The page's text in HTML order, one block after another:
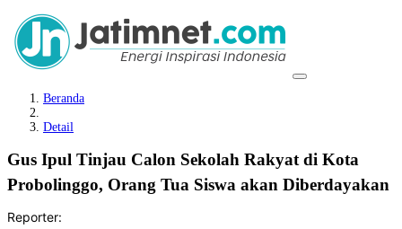
Beranda
Detail
Gus Ipul Tinjau Calon Sekolah Rakyat di Kota
Probolinggo, Orang Tua Siswa akan Diberdayakan
Reporter: